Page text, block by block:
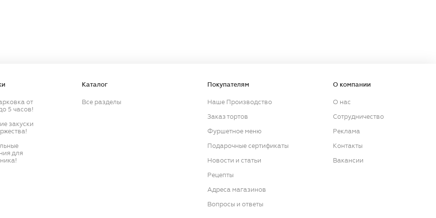
от
5 часов!
закуски
для
Каталог
Все разделы
Покупателям
Наше Производство
Заказ тортов
Фуршетное меню
Подарочные сертификаты
Новости и статьи
Рецепты
Адреса магазинов
Вопросы и ответы
О компании
О нас
Сотрудничество
Реклама
Контакты
Вакансии